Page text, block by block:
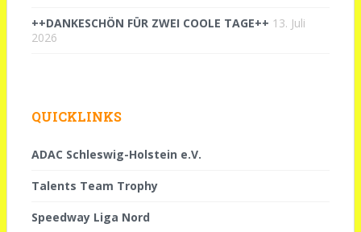
++DANKESCHÖN FÜR ZWEI COOLE TAGE++ 13. Juli
2026
QUICKLINKS
ADAC Schleswig-Holstein e.V.
Talents Team Trophy
Speedway Liga Nord